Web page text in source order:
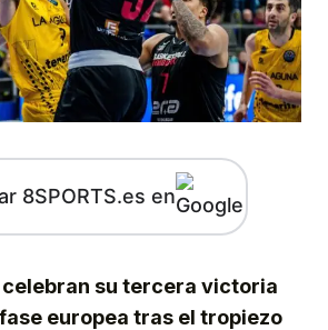
8SPORTS.es en
su tercera victoria
europea tras el tropiezo